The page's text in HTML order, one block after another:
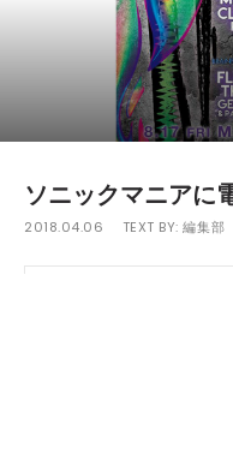
ソニックマニアに
2018.04.06 TEXT BY:編集部